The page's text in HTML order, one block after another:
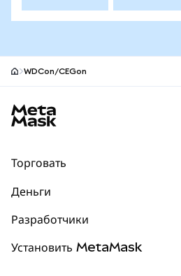
WDCon/CEGon
Торговать
Прогнозы
Перпы НОВИНКА
Деньги
mUSD
Разработчики
Установить MetaMask